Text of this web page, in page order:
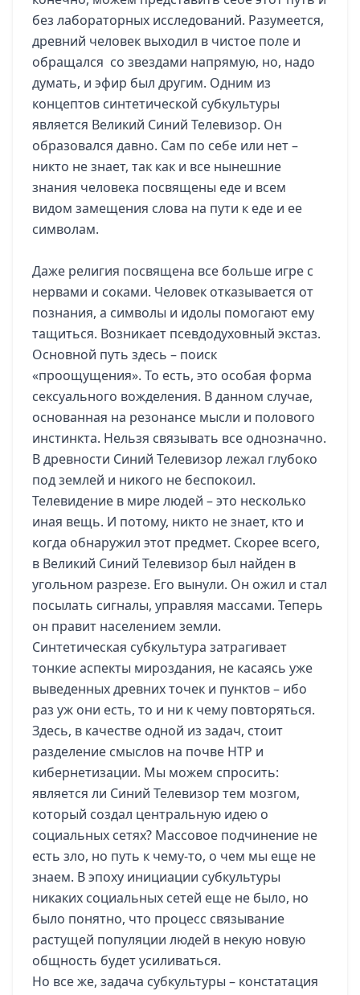
без лабораторных исследований. Разумеется,
древний человек выходил в чистое поле и
обращался со звездами напрямую, но, надо
думать, и эфир был другим. Одним из
концептов синтетической субкультуры
является Великий Синий Телевизор. Он
образовался давно. Сам по себе или нет –
никто не знает, так как и все нынешние
знания человека посвящены еде и всем
видом замещения слова на пути к еде и ее
символам.
Даже религия посвящена все больше игре с
нервами и соками. Человек отказывается от
познания, а символы и идолы помогают ему
тащиться. Возникает псевдодуховный экстаз.
Основной путь здесь – поиск
«проощущения». То есть, это особая форма
сексуального вожделения. В данном случае,
основанная на резонансе мысли и полового
инстинкта. Нельзя связывать все однозначно.
В древности Синий Телевизор лежал глубоко
под землей и никого не беспокоил.
Телевидение в мире людей – это несколько
иная вещь. И потому, никто не знает, кто и
когда обнаружил этот предмет. Скорее всего,
в Великий Синий Телевизор был найден в
угольном разрезе. Его вынули. Он ожил и стал
посылать сигналы, управляя массами. Теперь
он правит населением земли.
Синтетическая субкультура затрагивает
тонкие аспекты мироздания, не касаясь уже
выведенных древних точек и пунктов – ибо
раз уж они есть, то и ни к чему повторяться.
Здесь, в качестве одной из задач, стоит
разделение смыслов на почве НТР и
кибернетизации. Мы можем спросить:
является ли Синий Телевизор тем мозгом,
который создал центральную идею о
социальных сетях? Массовое подчинение не
есть зло, но путь к чему-то, о чем мы еще не
знаем. В эпоху инициации субкультуры
никаких социальных сетей еще не было, но
было понятно, что процесс связывание
растущей популяции людей в некую новую
общность будет усиливаться.
Но все же, задача субкультуры – констатация